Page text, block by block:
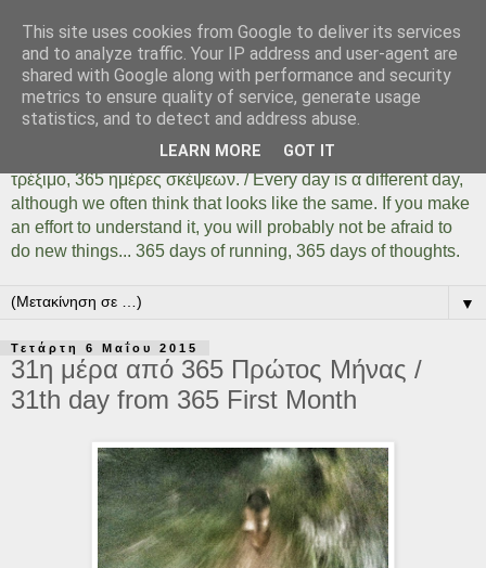
Days Of Running 365
Κάθε μέρα είναι μια διαφορετική ημέρα όσο ίδια και αν
φαίνεται. Αρκεί να το καταλάβουμε, αρκεί να δοκιμάσουμε,
αρκεί να μην φοβηθούμε να κάνουμε πράγματα... 365 ημέρες
τρέξιμο, 365 ημέρες σκέψεων. / Every day is α different day,
although we often think that looks like the same. If you make
an effort to understand it, you will probably not be afraid to
do new things... 365 days of running, 365 days of thoughts.
▼
Τετάρτη 6 Μαΐου 2015
31η μέρα από 365 Πρώτος Mήνας /
31th day from 365 First Month
This site uses cookies from Google to deliver its services
and to analyze traffic. Your IP address and user-agent are
shared with Google along with performance and security
metrics to ensure quality of service, generate usage
statistics, and to detect and address abuse.
LEARN MORE GOT IT